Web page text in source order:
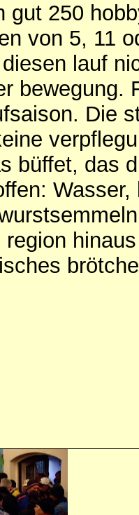
gut 250
von 5, 11
lauf
bewegung.
Die
büffet, das